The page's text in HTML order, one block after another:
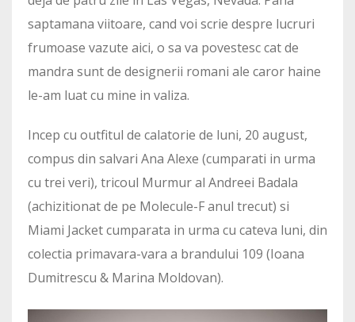
saptamana viitoare, cand voi scrie despre lucruri
frumoase vazute aici, o sa va povestesc cat de
mandra sunt de designerii romani ale caror haine
le-am luat cu mine in valiza.
Incep cu outfitul de calatorie de luni, 20 august,
compus din salvari Ana Alexe (cumparati in urma
cu trei veri), tricoul Murmur al Andreei Badala
(achizitionat de pe Molecule-F anul trecut) si
Miami Jacket cumparata in urma cu cateva luni, din
colectia primavara-vara a brandului 109 (Ioana
Dumitrescu & Marina Moldovan).